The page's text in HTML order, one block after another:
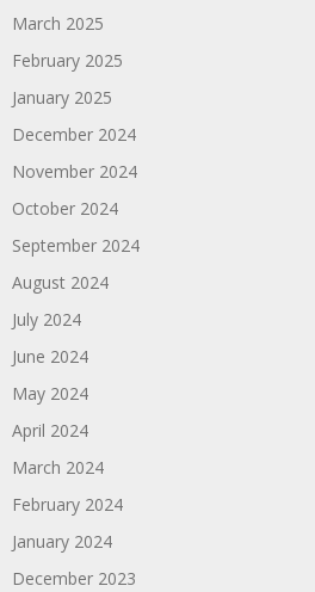
March 2025
February 2025
January 2025
December 2024
November 2024
October 2024
September 2024
August 2024
July 2024
June 2024
May 2024
April 2024
March 2024
February 2024
January 2024
December 2023